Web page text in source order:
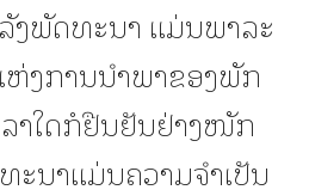
ງພັດທະນາ ແມ່ນພາລະ
ງການນໍາພາຂອງພັກ
າໃດກໍຢືນຢັນຢ່າງໜັກ
ນາແມ່ນຄວາມຈຳເປັນ